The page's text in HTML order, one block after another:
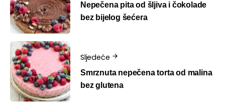
Nepečena pita od šljiva i čokolade
bez bijelog šećera
Sljedeće
Smrznuta nepečena torta od malina
bez glutena